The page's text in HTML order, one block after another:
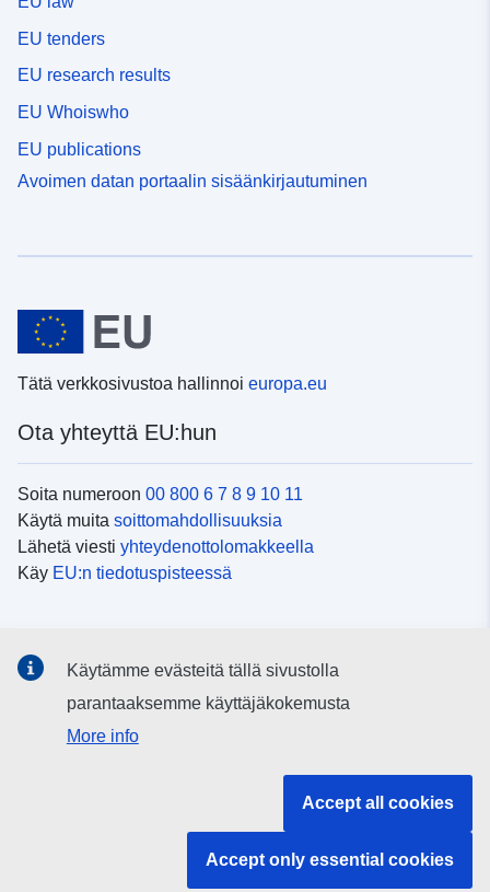
EU tenders
EU research results
EU Whoiswho
EU publications
Avoimen datan portaalin sisäänkirjautuminen
Tätä verkkosivustoa hallinnoi europa.eu
Ota yhteyttä EU:hun
Soita numeroon 00 800 6 7 8 9 10 11
Käytä muita soittomahdollisuuksia
Lähetä viesti yhteydenottolomakkeella
Käy EU:n tiedotuspisteessä
sosiaalisessa mediassa
EU:n toimielimet ja muut elimet
Käytämme evästeitä tällä sivustolla
parantaaksemme käyttäjäkokemusta
More info
Accept all cookies
Accept only essential cookies